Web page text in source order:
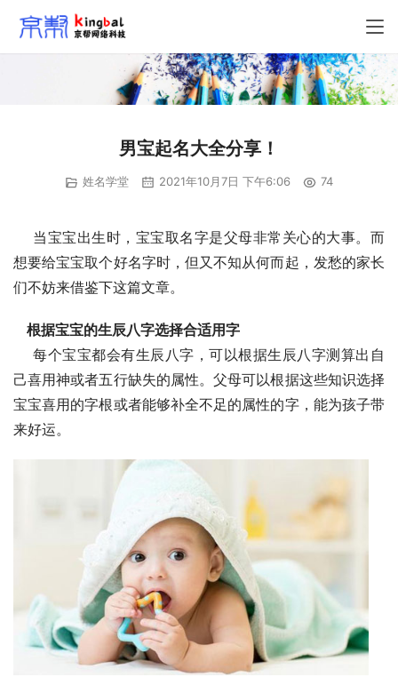
男宝起名大全分享！
姓名学堂 2021年10月7日 下午6:06 74
想要给宝宝取个好名字时，但又不知从何而起，发愁的家长
们不妨来借鉴下这篇文章。
根据宝宝的生辰八字选择合适用字
己喜用神或者五行缺失的属性。父母可以根据这些知识选择
宝宝喜用的字根或者能够补全不足的属性的字，能为孩子带
来好运。